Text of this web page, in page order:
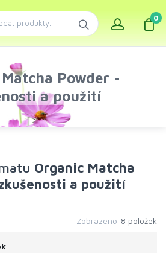
0
Powder -
a použití
Organic Matcha
a použití
Zobrazeno 8 položek